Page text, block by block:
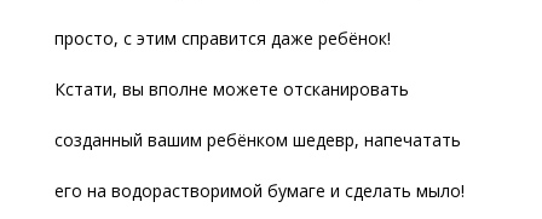
просто, с этим справится даже ребёнок!
Кстати, вы вполне можете отсканировать
созданный вашим ребёнком шедевр, напечатать
его на водорастворимой бумаге и сделать мыло!